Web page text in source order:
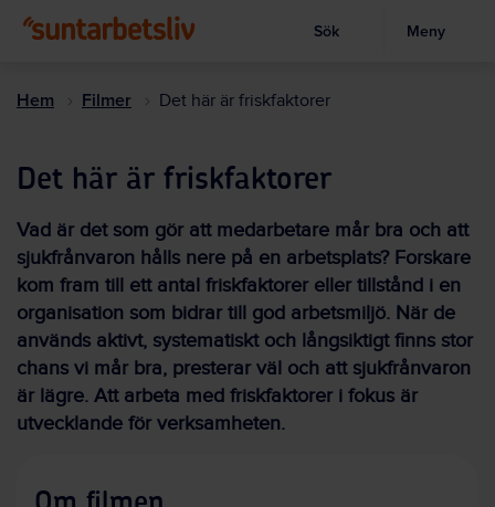
till
Visa sökruta
Sök Meny
Hem Filmer Det här är friskfaktorer
Det här är friskfaktorer
Vad är det som gör att medarbetare mår bra och att
sjukfrånvaron hålls nere på en arbetsplats? Forskare
kom fram till ett antal friskfaktorer eller tillstånd i en
organisation som bidrar till god arbetsmiljö. När de
används aktivt, systematiskt och långsiktigt finns stor
chans vi mår bra, presterar väl och att sjukfrånvaron
är lägre. Att arbeta med friskfaktorer i fokus är
utvecklande för verksamheten.